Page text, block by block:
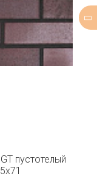
пустотелый